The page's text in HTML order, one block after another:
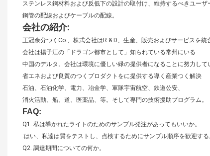
ステンレス鋼材料および反低下の設計の取付け、維持するべきユーザ
鋼管の配線およびケーブルの配線。
会社の紹介:
王冠余分つくCo.、株式会社はR & D、生産、販売およびサービスを統
会社は揚子江の「ドラゴン都市として」知られている常州にいる
中国のデルタ。会社は環境に優しい緑の提供者になることに努力して
省エネおよび良質のつくプロダクトをに提供する導く産業つく解決
石油、石油化学、電力、冶金学、軍隊宇宙航空、鉄道公安、
消火活動、船、道、医薬品、等。そして専門の技術援助プログラム。
FAQ:
Q1. 私は導かれたライトのためのサンプル発注があってもいいか。
:はい、私達は質をテストし、点検するためにサンプル順序を歓迎す
Q2. 調達期間についての何か。